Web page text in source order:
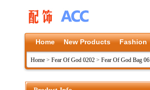
Home New Products Fashion
Home > Fear Of God 0202 > Fear Of God Bag 06